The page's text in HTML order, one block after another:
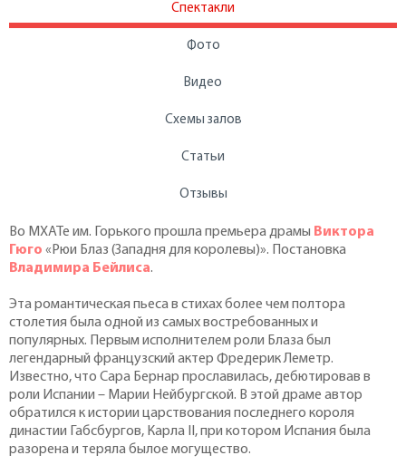
Спектакли
Фото
Видео
Схемы залов
Статьи
Отзывы
Во МХАТе им. Горького прошла премьера драмы Виктора
Гюго «Рюи Блаз (Западня для королевы)». Постановка
Владимира Бейлиса.
Эта романтическая пьеса в стихах более чем полтора
столетия была одной из самых востребованных и
популярных. Первым исполнителем роли Блаза был
легендарный французский актер Фредерик Леметр.
Известно, что Сара Бернар прославилась, дебютировав в
роли Испании – Марии Нейбургской. В этой драме автор
обратился к истории царствования последнего короля
династии Габсбургов, Карла II, при котором Испания была
разорена и теряла былое могущество.